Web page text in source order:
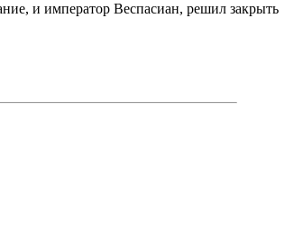
и император Веспасиан, решил закрыть